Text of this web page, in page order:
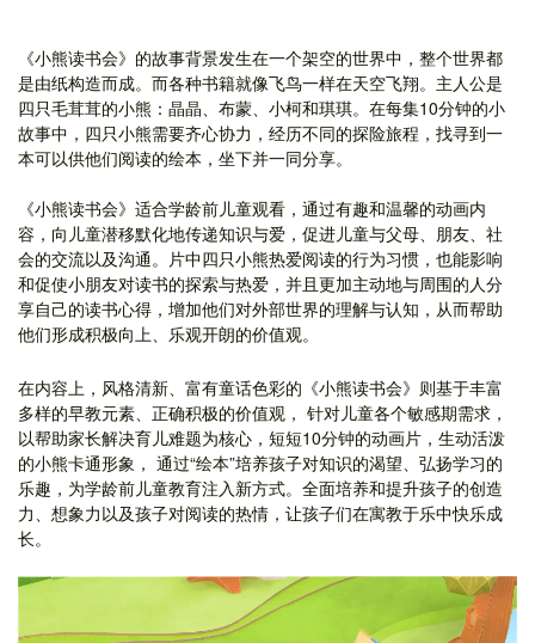
《小熊读书会》的故事背景发生在一个架空的世界中，整个世界都
是由纸构造而成。而各种书籍就像飞鸟一样在天空飞翔。主人公是
四只毛茸茸的小熊：晶晶、布蒙、小柯和琪琪。在每集10分钟的小
故事中，四只小熊需要齐心协力，经历不同的探险旅程，找寻到一
本可以供他们阅读的绘本，坐下并一同分享。
《小熊读书会》适合学龄前儿童观看，通过有趣和温馨的动画内
容，向儿童潜移默化地传递知识与爱，促进儿童与父母、朋友、社
会的交流以及沟通。片中四只小熊热爱阅读的行为习惯，也能影响
和促使小朋友对读书的探索与热爱，并且更加主动地与周围的人分
享自己的读书心得，增加他们对外部世界的理解与认知，从而帮助
他们形成积极向上、乐观开朗的价值观。
在内容上，风格清新、富有童话色彩的《小熊读书会》则基于丰富
多样的早教元素、正确积极的价值观， 针对儿童各个敏感期需求，
以帮助家长解决育儿难题为核心，短短10分钟的动画片，生动活泼
的小熊卡通形象， 通过“绘本”培养孩子对知识的渴望、弘扬学习的
乐趣，为学龄前儿童教育注入新方式。全面培养和提升孩子的创造
力、想象力以及孩子对阅读的热情，让孩子们在寓教于乐中快乐成
长。